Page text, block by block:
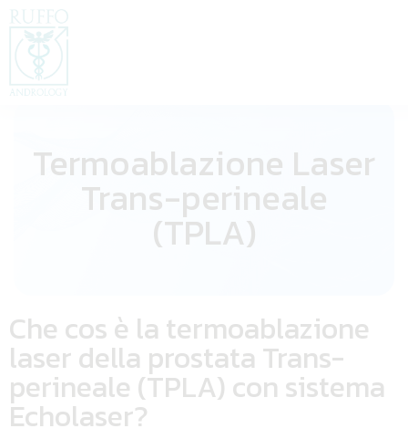
Termoablazione Laser
Trans-perineale
(TPLA)
Che cos è la termoablazione
laser della prostata Trans-
perineale (TPLA) con sistema
Echolaser?